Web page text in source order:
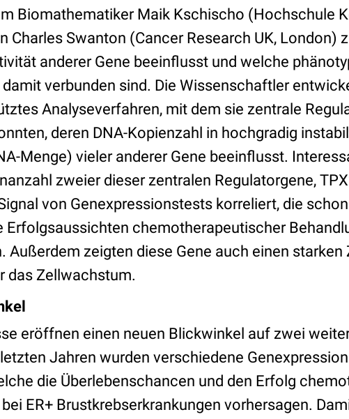
Biomathematiker Maik Kschischo (Hochschule
Charles Swanton (Cancer Research UK, London)
anderer Gene beeinflusst und welche
verbunden sind. Die Wissenschaftler
Analyseverfahren, mit dem sie zentrale
deren DNA-Kopienzahl in hochgradig
Menge) vieler anderer Gene beeinflusst.
zweier dieser zentralen Regulatorgene,
von Genexpressionstests korreliert, die
Erfolgsaussichten chemotherapeutischer
Außerdem zeigten diese Gene auch einen starken
das Zellwachstum.
eröffnen einen neuen Blickwinkel auf zwei
Jahren wurden verschiedene
die Überlebenschancen und den Erfolg
ER+ Brustkrebserkrankungen vorhersagen.